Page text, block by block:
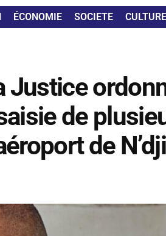
ÉCONOMIE SOCIETE CULTURE
Justice
de
de